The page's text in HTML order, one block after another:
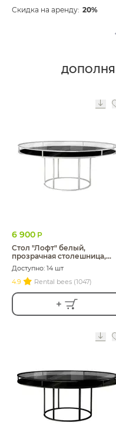
Скидка на аренду: 20%
6 900 Р
Стол "Лофт" белый,
прозрачная столешница,
черное подстолье
Доступно: 14 шт
4.9
Rental bees (1047)